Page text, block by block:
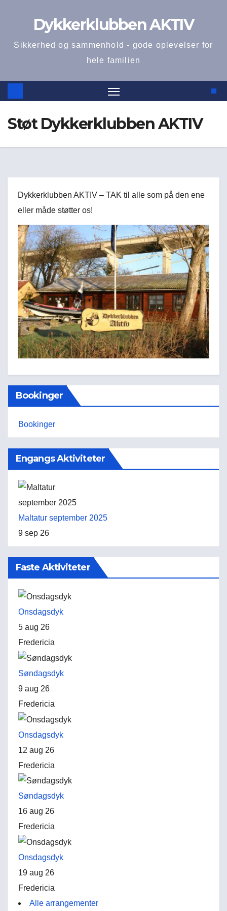
Dykkerklubben AKTIV
Sikkerhed og sammenhold - gode oplevelser for
hele familien
Støt Dykkerklubben AKTIV
Dykkerklubben AKTIV – TAK til alle som på den ene
eller måde støtter os!
Bookinger
Bookinger
Engangs Aktiviteter
Maltatur september 2025
9 sep 26
Faste Aktiviteter
Onsdagsdyk
5 aug 26
Fredericia
Søndagsdyk
9 aug 26
Fredericia
Onsdagsdyk
12 aug 26
Fredericia
Søndagsdyk
16 aug 26
Fredericia
Onsdagsdyk
19 aug 26
Fredericia
Alle arrangementer